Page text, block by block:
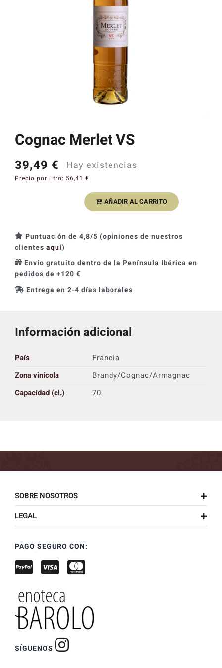
Cognac Merlet VS
39,49 € Hay existencias
Precio por litro: 56,41 €
cantidad
AÑADIR AL CARRITO
Puntuación de 4,8/5 (opiniones de nuestros
clientes aquí)
Envío gratuito dentro de la Península Ibérica en
pedidos de +120 €
Entrega en 2-4 días laborales
Información adicional
País
Francia
Zona vinícola
Brandy/Cognac/Armagnac
Capacidad (cl.)
70
SOBRE NOSOTROS
LEGAL
PAGO SEGURO CON:
SÍGUENOS